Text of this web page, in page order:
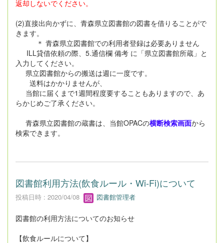
返却しないでください。
(2)直接出向かずに、青森県立図書館の図書を借りることがで
きます。
＊ 青森県立図書館での利用者登録は必要ありません
ILL貸借依頼の際、5.通信欄 備考 に「県立図書館所蔵」と
入力してください。
県立図書館からの搬送は週に一度です。
送料はかかりませんが、
当館に届くまで1週間程度要することもありますので、あ
らかじめご了承ください。
青森県立図書館の蔵書は、当館OPACの横断検索画面から
検索できます。
図書館利用方法(飲食ルール・Wi-Fi)について
投稿日時 : 2020/04/08 図書館管理者
図書館の利用方法についてのお知らせ
【飲食ルールについて】